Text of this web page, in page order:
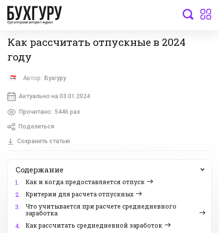
бухгалтерский интернет-журнал
Как рассчитать отпускные в 2024
году
Автор: Бухгуру
Актуально на 03.01.2024
Прочитано: 5446 раз
Поделиться
Сохранить статью
Содержание
1.
Как и когда предоставляется отпуск
2.
Критерии для расчета отпускных
3.
Что учитывается при расчете среднедневного
заработка
4.
Как рассчитать среднедневной заработок